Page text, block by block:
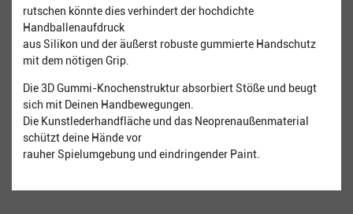
rutschen könnte dies verhindert der hochdichte
Handballenaufdruck
aus Silikon und der äußerst robuste gummierte Handschutz
mit dem nötigen Grip.
Die 3D Gummi-Knochenstruktur absorbiert Stöße und beugt
sich mit Deinen Handbewegungen.
Die Kunstlederhandfläche und das Neoprenaußenmaterial
schützt deine Hände vor
rauher Spielumgebung und eindringender Paint.